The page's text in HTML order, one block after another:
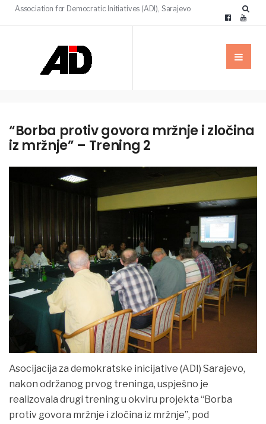
Association for Democratic Initiatives (ADI), Sarajevo
“Borba protiv govora mržnje i zločina
iz mržnje” – Trening 2
VIJESTI
Asocijacija za demokratske inicijative (ADI) Sarajevo,
nakon održanog prvog treninga, uspješno je
realizovala drugi trening u okviru projekta “Borba
protiv govora mržnje i zločina iz mržnje”, pod